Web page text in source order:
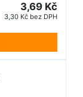
3,69 Kč
3,30 Kč bez DPH